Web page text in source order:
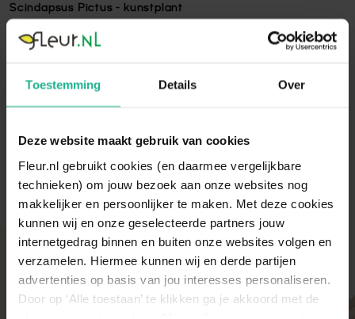
Toestemming Details Over
Deze website maakt gebruik van cookies
Fleur.nl gebruikt cookies (en daarmee vergelijkbare
technieken) om jouw bezoek aan onze websites nog
makkelijker en persoonlijker te maken. Met deze cookies
kunnen wij en onze geselecteerde partners jouw
internetgedrag binnen en buiten onze websites volgen en
verzamelen. Hiermee kunnen wij en derde partijen
advertenties op basis van jou interesses personaliseren.
Door op ‘Alle toestaan’ te klikken ga je akkoord met de
Scindapsus Pictus - kunstplant
Scindapsus pictus - kunstplant is gemaakt van hoogwaardig
daglicht komt.
Met aandacht verpakt
Onze kamer- en tuinplanten komen elke ochtend
direct van de kweker binnen. Verser kan niet!
Zodra de planten bij ons binnen zijn, vindt er altijd